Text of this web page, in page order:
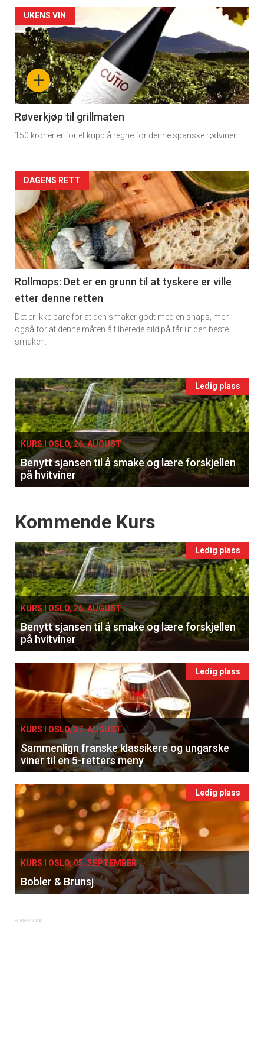
×
Få ukentlige nyhetsbrev fra
Artikler
detail
-
section
11
Dagens
rett
2
+
UKENS VIN
Røverkjøp til grillmaten
150 kroner er for et kupp å regne for denne spanske rødvinen.
Artikler
detail
-
section
11
Ukens
vin
DAGENS RETT
Rollmops: Det er en grunn til at tyskere er ville
etter denne retten
Det er ikke bare for at den smaker godt med en snaps, men
også for at denne måten å tilberede sild på får ut den beste
smaken.
Events
single
Ledig plass
KURS I OSLO, 26. AUGUST
Benytt sjansen til å smake og lære forskjellen
på hvitviner
Events
Kommende Kurs
Ledig plass
KURS I OSLO, 26. AUGUST
Benytt sjansen til å smake og lære forskjellen
på hvitviner
Ledig plass
KURS I OSLO, 27. AUGUST
Sammenlign franske klassikere og ungarske
viner til en 5-retters meny
Ledig plass
KURS I OSLO, 05. SEPTEMBER
Bobler & Brunsj